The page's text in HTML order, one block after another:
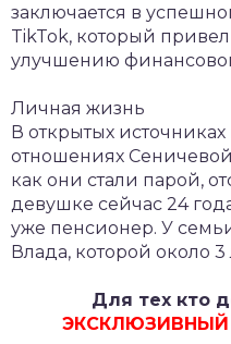
заключается в
TikTok, который
улучшению
Личная жизнь
В открытых
отношениях
как они стали парой,
девушке сейчас 24
уже пенсионер. У
Влада, которой около 3
Для тех кто
ЭКСКЛЮЗИВНЫЙ